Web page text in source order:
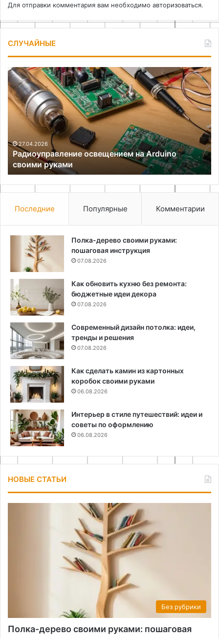
Для отправки комментария вам необходимо авторизоваться.
СЛУЧАЙНЫЕ
Радиоуправление
освещением
на
Arduino
своими
руками
27.04.2026
Радиоуправление освещением на Arduino
своими руками
и
Последние Популярные Комментарии
Полка-дерево своими руками:
пошаговая инструкция
07.08.2026
Как обновить кухню без ремонта:
бюджетные идеи декора
07.08.2026
Современный дизайн потолка: идеи,
тренды и решения
07.08.2026
Как сделать камин из картонных
коробок своими руками
06.08.2026
Интерьер в стиле путешествий: идеи и
советы по оформлению
06.08.2026
НОВЫЕ СТАТЬИ
Без рубрики
Полка-дерево своими руками: пошаговая